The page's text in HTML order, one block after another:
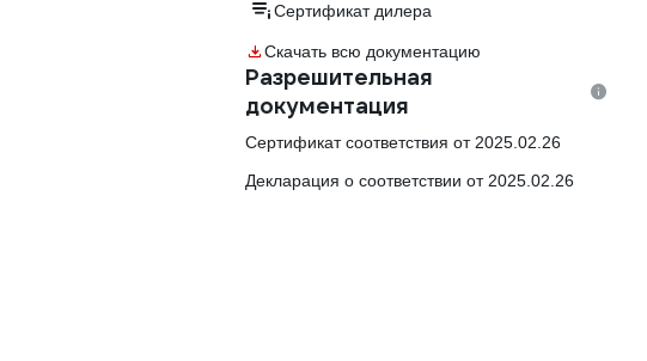
Сертификат дилера
Скачать всю документацию
Разрешительная
документация
Сертификат соответствия от 2025.02.26
Декларация о соответствии от 2025.02.26